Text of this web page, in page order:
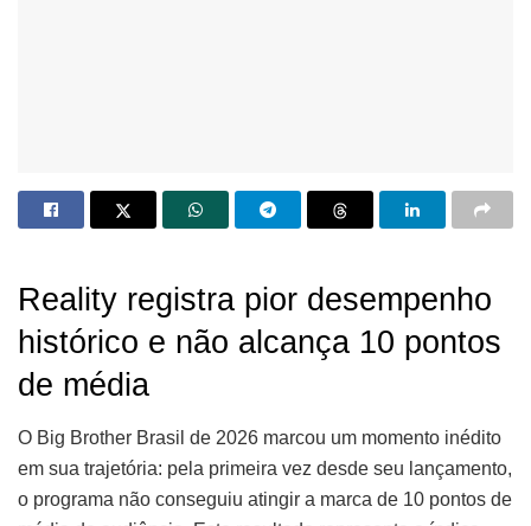
Reality registra pior desempenho
histórico e não alcança 10 pontos
de média
O Big Brother Brasil de 2026 marcou um momento inédito
em sua trajetória: pela primeira vez desde seu lançamento,
o programa não conseguiu atingir a marca de 10 pontos de